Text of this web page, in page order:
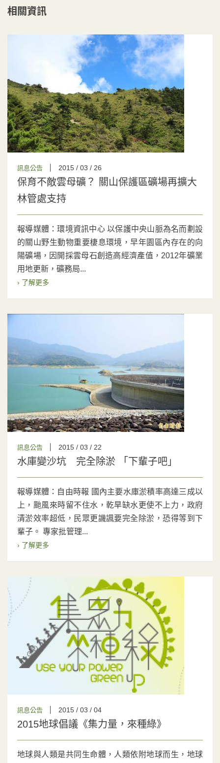
相關資訊
訊息公告 2015 / 03 / 26
保育不敵雲母礦？ 關山保護區礦場再擴大
林管處支持
報導媒體：環境資訊中心 以保護中央山脈為名而劃設
的關山野生動物重要棲息環境，早年園區內存在的向
陽礦場，因開採雲母石創造高經濟產值，2012年礦業
用地更新，礦務局...
› 了解更多
訊息公告 2015 / 03 / 22
水庫變沙坑 完全除淤 「下輩子吧」
報導媒體：自由時報 國內主要水庫淤積率高達三成以
上，颱風來時留不住水，乾旱缺水更使不上力，政府
清淤效率超低，民眾更譏諷要完全除淤，恐得等到下
輩子。 專家批管理...
› 了解更多
訊息公告 2015 / 03 / 04
2015地球倡議《集力量，來種綠》
地球與人類是共同生命體，人類依附地球而生，地球